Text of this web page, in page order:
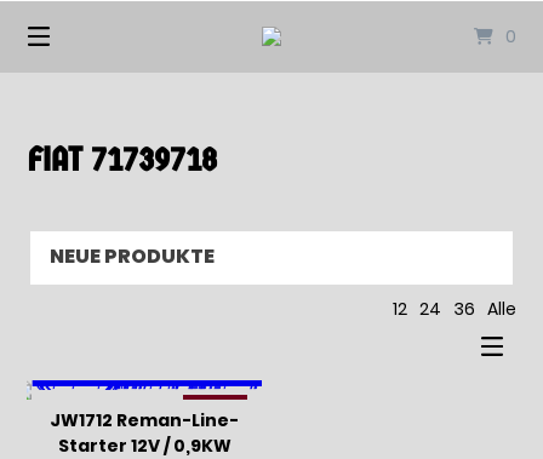
0
FIAT 71739718
12 24 36 Alle
-29%
JW1712 Reman-Line-
Starter 12V / 0,9KW